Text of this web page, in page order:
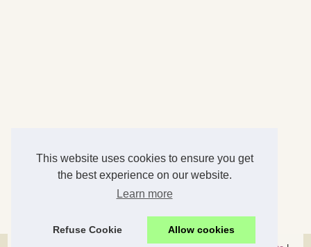
This website uses cookies to ensure you get
the best experience on our website.
Learn more
Refuse Cookie Allow cookies